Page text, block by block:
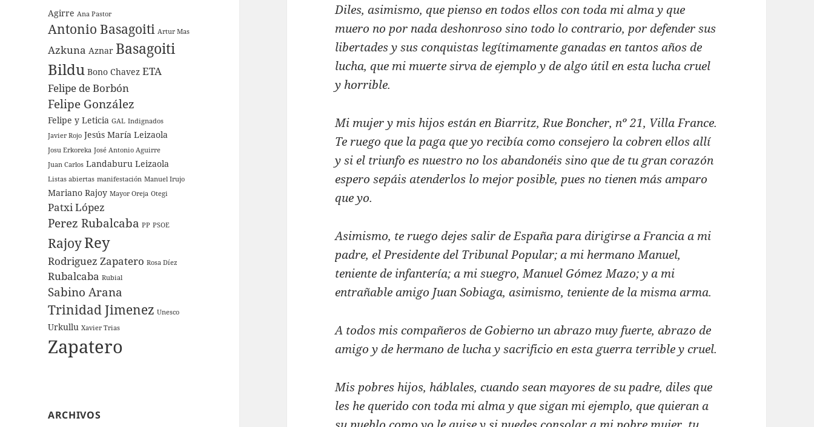
Agirre Ana Pastor
Antonio Basagoiti Artur Mas
Azkuna Aznar Basagoiti
Bildu Bono Chavez ETA
Felipe de Borbón
Felipe González
Felipe y Leticia GAL Indignados
Javier Rojo Jesús María Leizaola
Josu Erkoreka José Antonio Aguirre
Juan Carlos Landaburu Leizaola
Listas abiertas manifestación Manuel Irujo
Mariano Rajoy Mayor Oreja Otegi
Patxi López
Perez Rubalcaba PP PSOE
RajoyRey
Rodriguez Zapatero Rosa Díez
Rubalcaba Rubial
Sabino Arana
Trinidad Jimenez Unesco
Urkullu Xavier Trias
Zapatero
ARCHIVOS
Diles, asimismo, que pienso en todos ellos con toda mi alma y que
muero no por nada deshonroso sino todo lo contrario, por defender sus
libertades y sus conquistas legítimamente ganadas en tantos años de
lucha, que mi muerte sirva de ejemplo y de algo útil en esta lucha cruel
y horrible.
Mi mujer y mis hijos están en Biarritz, Rue Boncher, nº 21, Villa France.
Te ruego que la paga que yo recibía como consejero la cobren ellos allí
y si el triunfo es nuestro no los abandonéis sino que de tu gran corazón
espero sepáis atenderlos lo mejor posible, pues no tienen más amparo
que yo.
Asimismo, te ruego dejes salir de España para dirigirse a Francia a mi
padre, el Presidente del Tribunal Popular; a mi hermano Manuel,
teniente de infantería; a mi suegro, Manuel Gómez Mazo; y a mi
entrañable amigo Juan Sobiaga, asimismo, teniente de la misma arma.
A todos mis compañeros de Gobierno un abrazo muy fuerte, abrazo de
amigo y de hermano de lucha y sacrificio en esta guerra terrible y cruel.
Mis pobres hijos, háblales, cuando sean mayores de su padre, diles que
les he querido con toda mi alma y que sigan mi ejemplo, que quieran a